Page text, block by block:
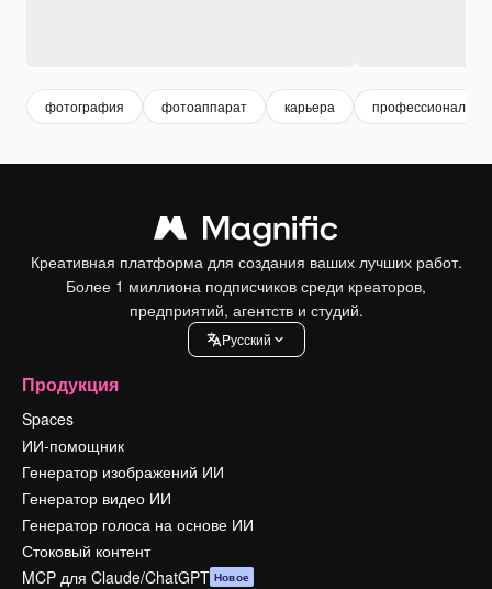
фотография фотоаппарат карьера
Креативная платформа для создания ваших лучших работ.
Более 1 миллиона подписчиков среди креаторов,
предприятий, агентств и студий.
Pусский
Продукция
Spaces
ИИ-помощник
Генератор изображений ИИ
Генератор видео ИИ
Генератор голоса на основе ИИ
Стоковый контент
MCP для Claude/ChatGPT Новое